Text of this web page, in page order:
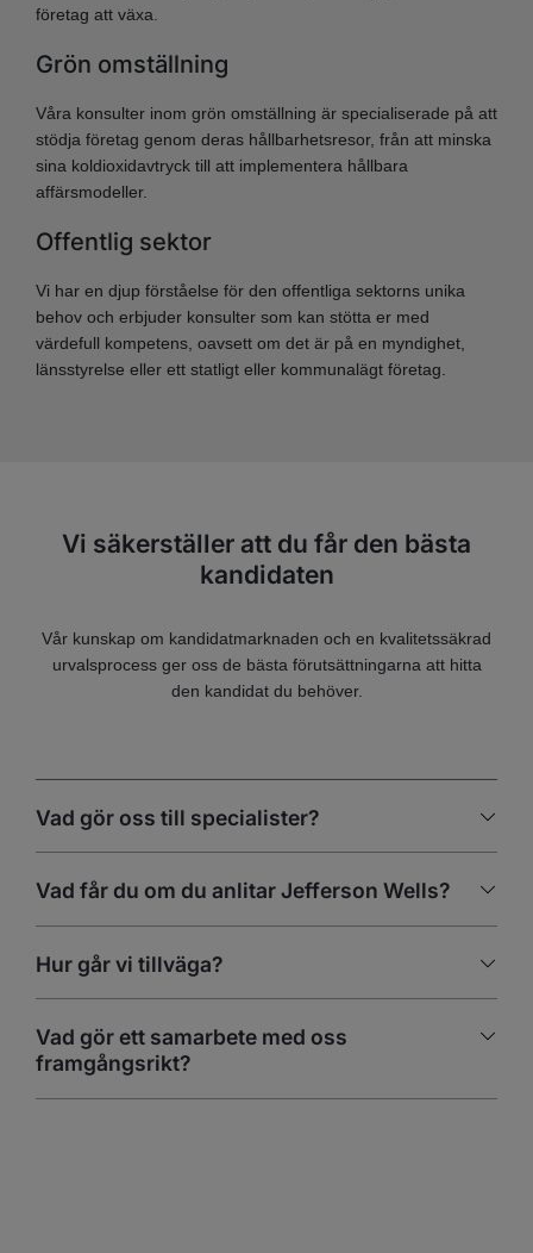
företag att växa.
Grön omställning
Våra konsulter inom grön omställning är specialiserade på att
stödja företag genom deras hållbarhetsresor, från att minska
sina koldioxidavtryck till att implementera hållbara
affärsmodeller.
Offentlig sektor
Vi har en djup förståelse för den offentliga sektorns unika
behov och erbjuder konsulter som kan stötta er med
värdefull kompetens, oavsett om det är på en myndighet,
länsstyrelse eller ett statligt eller kommunalägt företag.
Vi säkerställer att du får den bästa
kandidaten
Vår kunskap om kandidatmarknaden och en kvalitetssäkrad
urvalsprocess ger oss de bästa förutsättningarna att hitta
den kandidat du behöver.
Vad gör oss till specialister?
Vad får du om du anlitar Jefferson Wells?
Hur går vi tillväga?
Vad gör ett samarbete med oss
framgångsrikt?